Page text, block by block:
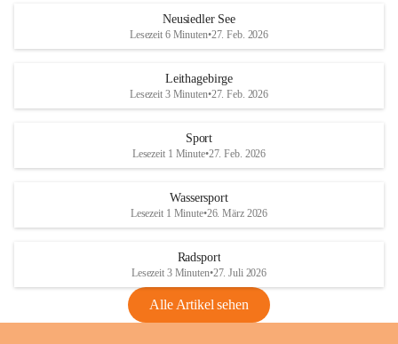
S
und den daraus folgenden wirtschaftlichen
Maßnahmen zur Bekämpfung
Rebe und der Amerikanischen
Anhang VBl. EU Nr. 18
1 Seite•1,4 MB
VBl. EU Nr. 18_2026
r
S
Neusiedler See
Lesezeit 6 Minuten•27. Feb. 2026
Leithagebirge
Lesezeit 3 Minuten•27. Feb. 2026
Sport
Lesezeit 1 Minute•27. Feb. 2026
Wassersport
Lesezeit 1 Minute•26. März 2026
Radsport
Lesezeit 3 Minuten•27. Juli 2026
Alle Artikel sehen